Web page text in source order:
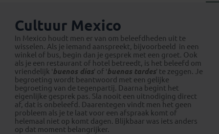
Cultuur Mexico
In Mexico houdt men er van om beleefdheden uit te
wisselen. Als je iemand aanspreekt, bijvoorbeeld in een
winkel of bus, begin dan je gesprek met een groet. Ook
als je een restaurant of hotel betreedt, is het beleefd om
vriendelijk ‘buenos días’ of ‘buenas tardes’ te zeggen. Je
begroeting wordt beantwoord met een gelijke
begroeting van de tegenpartij. Daarna begint het
eigenlijke gesprek pas. Sla nooit een uitnodiging direct
af, dat is onbeleefd. Daarentegen vindt men het geen
probleem als je te laat voor een afspraak komt of
helemaal niet op komt dagen. Blijkbaar was iets anders
op dat moment belangrijker.